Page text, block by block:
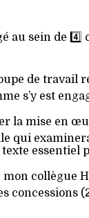
au sein de
de
s’y est
la mise en
qui
essentiel